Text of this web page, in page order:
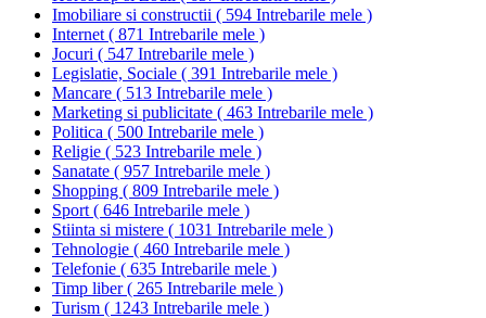
Imobiliare si constructii ( 594 Intrebarile mele )
Internet ( 871 Intrebarile mele )
Jocuri ( 547 Intrebarile mele )
Legislatie, Sociale ( 391 Intrebarile mele )
Mancare ( 513 Intrebarile mele )
Marketing si publicitate ( 463 Intrebarile mele )
Politica ( 500 Intrebarile mele )
Religie ( 523 Intrebarile mele )
Sanatate ( 957 Intrebarile mele )
Shopping ( 809 Intrebarile mele )
Sport ( 646 Intrebarile mele )
Stiinta si mistere ( 1031 Intrebarile mele )
Tehnologie ( 460 Intrebarile mele )
Telefonie ( 635 Intrebarile mele )
Timp liber( 265 Intrebarile mele )
Turism ( 1243 Intrebarile mele )